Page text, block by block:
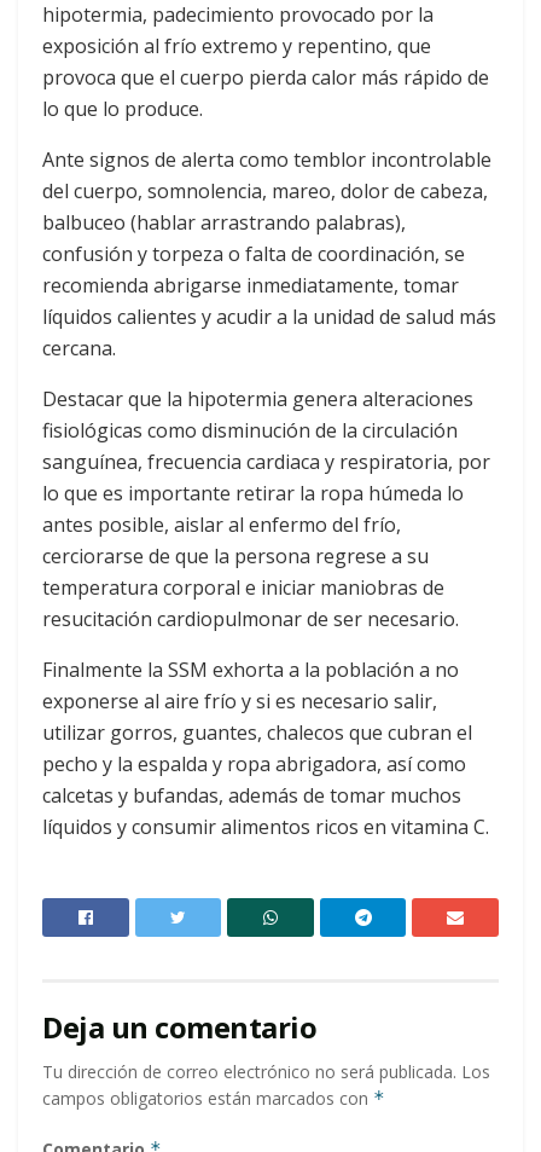
hipotermia, padecimiento provocado por la
exposición al frío extremo y repentino, que
provoca que el cuerpo pierda calor más rápido de
lo que lo produce.
Ante signos de alerta como temblor incontrolable
del cuerpo, somnolencia, mareo, dolor de cabeza,
balbuceo (hablar arrastrando palabras),
confusión y torpeza o falta de coordinación, se
recomienda abrigarse inmediatamente, tomar
líquidos calientes y acudir a la unidad de salud más
cercana.
Destacar que la hipotermia genera alteraciones
fisiológicas como disminución de la circulación
sanguínea, frecuencia cardiaca y respiratoria, por
lo que es importante retirar la ropa húmeda lo
antes posible, aislar al enfermo del frío,
cerciorarse de que la persona regrese a su
temperatura corporal e iniciar maniobras de
resucitación cardiopulmonar de ser necesario.
Finalmente la SSM exhorta a la población a no
exponerse al aire frío y si es necesario salir,
utilizar gorros, guantes, chalecos que cubran el
pecho y la espalda y ropa abrigadora, así como
calcetas y bufandas, además de tomar muchos
líquidos y consumir alimentos ricos en vitamina C.
Deja un comentario
Tu dirección de correo electrónico no será publicada. Los
campos obligatorios están marcados con *